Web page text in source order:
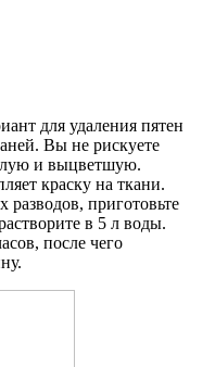
для удаления пятен
Вы не рискуете
и выцветшую.
краску на ткани.
приготовьте
в 5 л воды.
после чего